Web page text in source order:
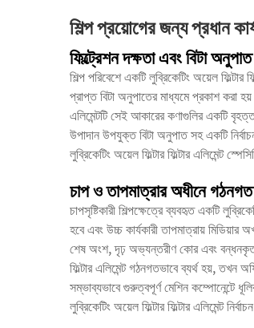
শিল্প প্রয়োগের জন্য প্রধান
ফিল্ট্রেশন দক্ষতা এবং বিটা
শিল্প পরিবেশে একটি লুব্রিকেটিং অয়েল
প্রাপ্ত বিটা অনুপাতের মাধ্যমে প্রকাশ করা
এলিমেন্টটি সেই আকারের কণাগুলির একটি
উপাদানউপযুক্ত বিটা অনুপাত সহ একটি
লুব্রিকেটিং অয়েল ফিল্টার ফিল্টার এলিমেন্ট
চাপ ও তাপমাত্রার অধীনে
চাপসৃষ্টিকারী শিল্পক্ষেত্রে ব্যবহৃত একটি
হবে এবং উচ্চ কার্যকারী তাপমাত্রায় মিডিয়ার
শেষ অংশ, দৃঢ় অভ্যন্তরীণ কোর এবং বন্ধনকৃত
ফিল্টার এলিমেন্ট গঠনগতভাবে ব্যর্থ হয়, তখন
সম্ভাব্যভাবে গুরুত্বপূর্ণ মেশিন কম্পোনেন্টে
লুব্রিকেটিং অয়েল ফিল্টার ফিল্টার এলিমেন্ট